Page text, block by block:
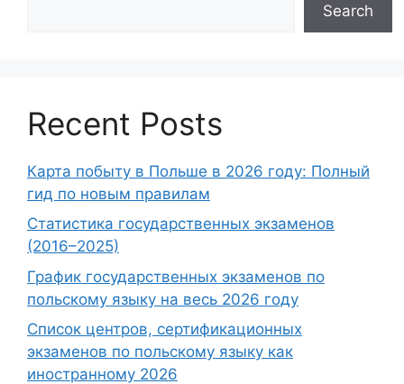
Search
Recent Posts
Карта побыту в Польше в 2026 году: Полный
гид по новым правилам
Статистика государственных экзаменов
(2016–2025)
График государственных экзаменов по
польскому языку на весь 2026 году
Список центров, сертификационных
экзаменов по польскому языку как
иностранному 2026